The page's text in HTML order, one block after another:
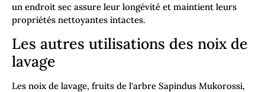
un endroit sec assure leur longévité et maintient leurs
propriétés nettoyantes intactes.
Les autres utilisations des noix de
lavage
Les noix de lavage, fruits de l'arbre Sapindus Mukorossi,